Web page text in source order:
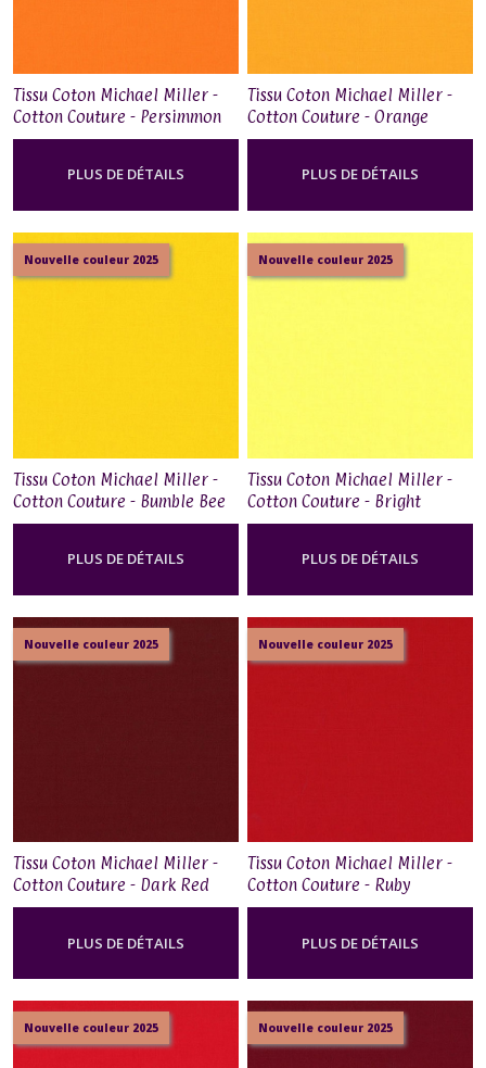
Tissu Coton Michael Miller -
Cotton Couture - Persimmon
PLUS DE DÉTAILS
Tissu Coton Michael Miller -
Cotton Couture - Orange
Blossom
PLUS DE DÉTAILS
Nouvelle couleur 2025
Tissu Coton Michael Miller -
Cotton Couture - Bumble Bee
PLUS DE DÉTAILS
Nouvelle couleur 2025
Tissu Coton Michael Miller -
Cotton Couture - Bright
Yellow
PLUS DE DÉTAILS
Nouvelle couleur 2025
Tissu Coton Michael Miller -
Cotton Couture - Dark Red
PLUS DE DÉTAILS
Nouvelle couleur 2025
Tissu Coton Michael Miller -
Cotton Couture - Ruby
PLUS DE DÉTAILS
Nouvelle couleur 2025 Nouvelle couleur 2025